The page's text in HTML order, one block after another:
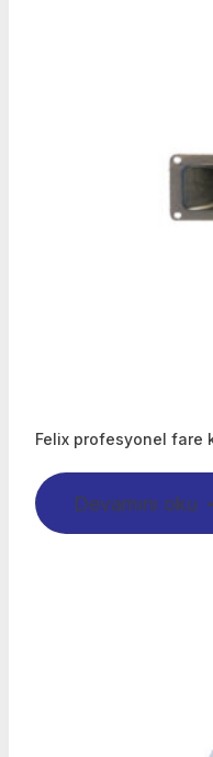
Felix profesyonel fare
Devamını oku